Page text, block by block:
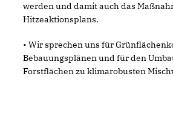
werden und damit auch das
Hitzeaktionsplans.
• Wir sprechen uns für
Bebauungsplänen und für den
Forstflächen zu klimarobusten